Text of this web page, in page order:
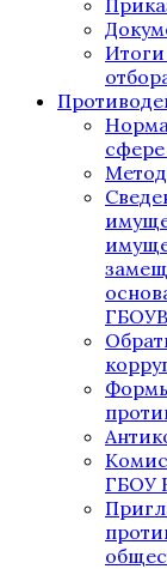
ГБОУ